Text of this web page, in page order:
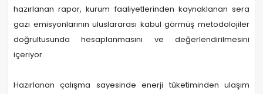
hazırlanan rapor, kurum faaliyetlerinden kaynaklanan sera
gazı emisyonlarının uluslararası kabul görmüş metodolojiler
doğrultusunda hesaplanmasını ve değerlendirilmesini
içeriyor.
Hazırlanan çalışma sayesinde enerji tüketiminden ulaşım